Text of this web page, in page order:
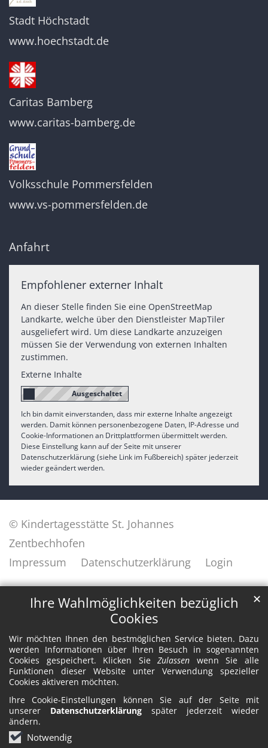
Ihre Wahlmöglichkeiten bezüglich
Cookies
Wir möchten Ihnen den bestmöglichen Service bieten. Dazu
werden Informationen über Ihren Besuch in sogenannten
Cookies gespeichert. Klicken SieZulassen wenn Sie alle
Funktionen dieser Website unter Verwendung spezieller
Cookies aktiveren möchten.
Ihre Cookie-Einstellungen können Sie auf der Seite mit
unserer Datenschutzerklärung später jederzeit wieder
ändern.
Notwendig
✕
Stadt Höchstadt
www.hoechstadt.de
Caritas Bamberg
www.caritas-bamberg.de
Volksschule Pommersfelden
www.vs-pommersfelden.de
Anfahrt
Empfohlener externer Inhalt
An dieser Stelle finden Sie eine OpenStreetMap
Landkarte, welche über den Dienstleister MapTiler
ausgeliefert wird. Um diese Landkarte anzuzeigen
müssen Sie der Verwendung von externen Inhalten
zustimmen.
Externe Inhalte
Ich bin damit einverstanden, dass mir externe Inhalte angezeigt
werden. Damit können personenbezogene Daten, IP-Adresse und
Cookie-Informationen an Drittplattformen übermittelt werden.
Diese Einstellung kann auf der Seite mit unserer
Datenschutzerklärung (siehe Link im Fußbereich) später jederzeit
wieder geändert werden.
© Kindertagesstätte St. Johannes
Zentbechhofen
Impressum
Datenschutzerklärung Login